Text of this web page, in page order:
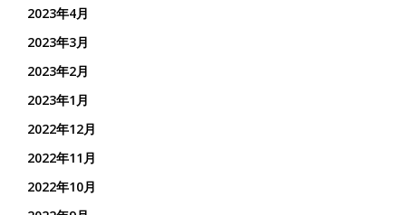
2023年4月
2023年3月
2023年2月
2023年1月
2022年12月
2022年11月
2022年10月